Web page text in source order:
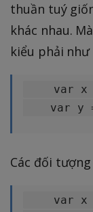
thuần tuý
khác nhau.
kiểu phải như
var x
Các đối
var x